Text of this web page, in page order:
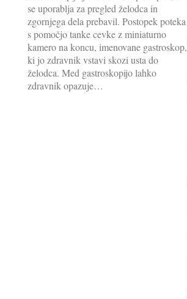
se uporablja za pregled želodca in
zgornjega dela prebavil. Postopek poteka
s pomočjo tanke cevke z miniaturno
kamero na koncu, imenovane gastroskop,
ki jo zdravnik vstavi skozi usta do
želodca. Med gastroskopijo lahko
zdravnik opazuje…